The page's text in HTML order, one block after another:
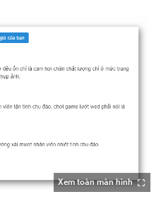
Xem toàn màn hình